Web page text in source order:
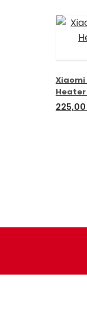
je:
Izvorna
225,00